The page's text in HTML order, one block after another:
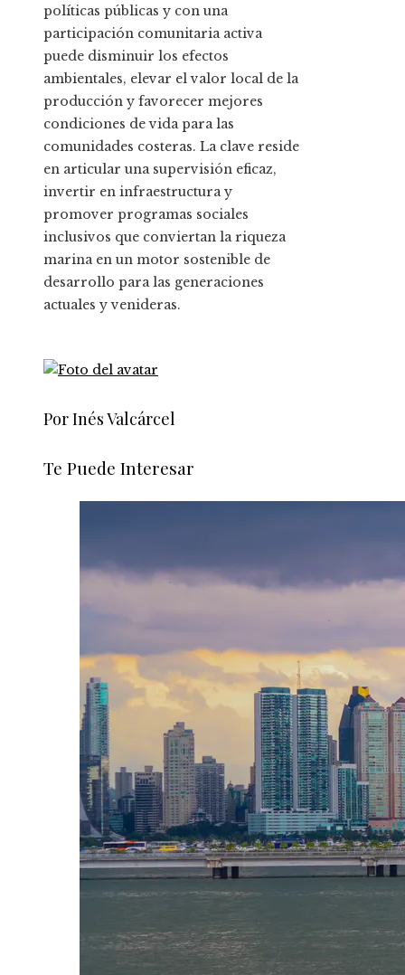
políticas públicas y con una
participación comunitaria activa
puede disminuir los efectos
ambientales, elevar el valor local de la
producción y favorecer mejores
condiciones de vida para las
comunidades costeras. La clave reside
en articular una supervisión eficaz,
invertir en infraestructura y
promover programas sociales
inclusivos que conviertan la riqueza
marina en un motor sostenible de
desarrollo para las generaciones
actuales y venideras.
Por Inés Valcárcel
Te Puede Interesar